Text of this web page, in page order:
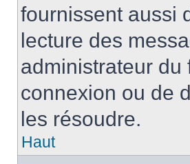
fournissent aussi
lecture des
administrateur du
connexion ou de
les résoudre.
Haut